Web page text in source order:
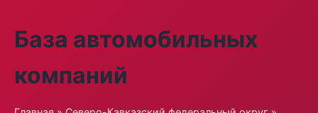
База автомобильных
компаний